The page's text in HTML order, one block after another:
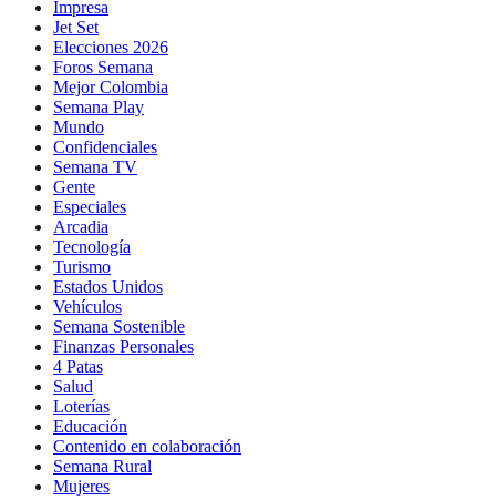
Impresa
Jet Set
Elecciones 2026
Foros Semana
Mejor Colombia
Semana Play
Mundo
Confidenciales
Semana TV
Gente
Especiales
Arcadia
Tecnología
Turismo
Estados Unidos
Vehículos
Semana Sostenible
Finanzas Personales
4 Patas
Salud
Loterías
Educación
Contenido en colaboración
Semana Rural
Mujeres